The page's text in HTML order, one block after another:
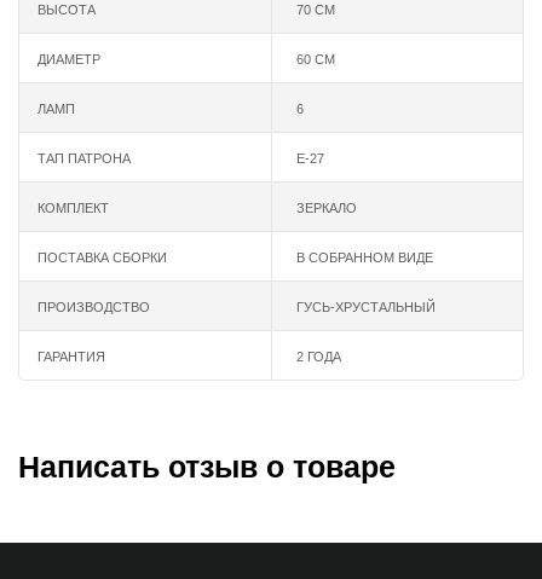
ВЫСОТА 70 СМ
ДИАМЕТР 60 СМ
ЛАМП 6
ТАП ПАТРОНА Е-27
КОМПЛЕКТ ЗЕРКАЛО
ПОСТАВКА СБОРКИ В СОБРАННОМ ВИДЕ
ПРОИЗВОДСТВО ГУСЬ-ХРУСТАЛЬНЫЙ
ГАРАНТИЯ 2 ГОДА
Написать отзыв о товаре